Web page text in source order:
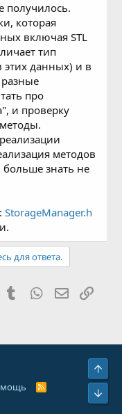
получилось.
которая
включая STL
тип
данных) и в
про
и проверку
методов
больше знать не
StorageManager.h
для ответа.
PinterestTumblrWhatsApp
R